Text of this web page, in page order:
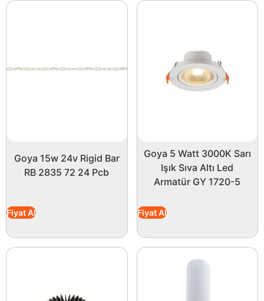
Goya 15w 24v Rigid Bar
RB 2835 72 24 Pcb
Fiyat Al
Goya 5 Watt 3000K Sarı
Işık Sıva Altı Led
Armatür GY 1720-5
Fiyat Al